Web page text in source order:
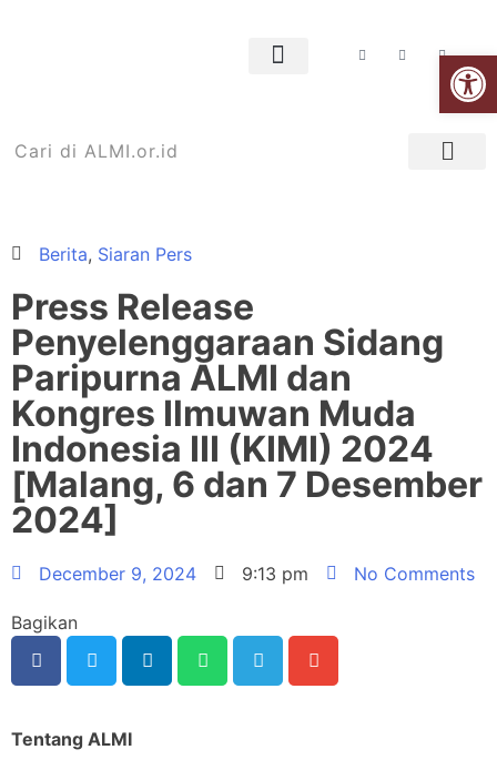
Berita, Siaran Pers
Press Release
Penyelenggaraan Sidang
Paripurna ALMI dan
Kongres Ilmuwan Muda
Indonesia III (KIMI) 2024
[Malang, 6 dan 7 Desember
2024]
December 9, 2024 9:13 pm No Comments
Bagikan
Tentang ALMI